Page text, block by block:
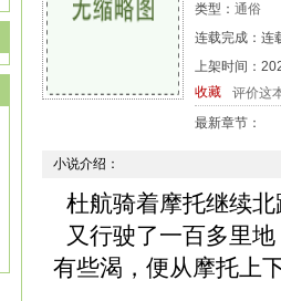
类型： 通俗
连载完成：连
上架时间：
收藏
评价这
最新章节：
小说介绍：
杜航骑着摩托继续
又行驶了一百多里
有些渴，便从摩托上